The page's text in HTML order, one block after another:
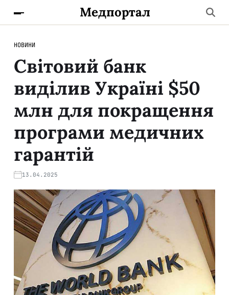
Медпортал
НОВИНИ
Світовий банк
виділив Україні $50
млн для покращення
програми медичних
гарантій
13.04.2025